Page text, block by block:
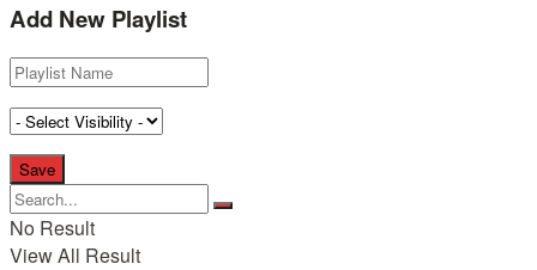
Add New Playlist
No Result
View All Result